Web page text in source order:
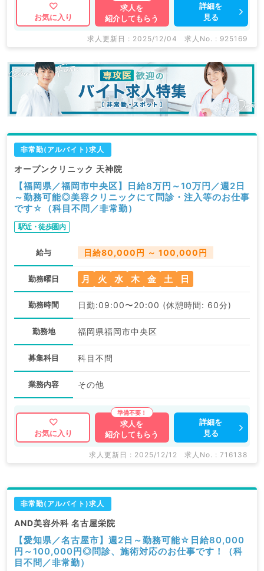
お気に入り
求人を
紹介してもらう
詳細を
見る
求人更新日 : 2025/12/04 求人No. : 925169
非常勤(アルバイト)求人
オープンクリニック 天神院
【福岡県／福岡市中央区】日給8万円～10万円／週2日
～勤務可能◎美容クリニックにて問診・注入等のお仕事
です☆（科目不問／非常勤）
駅近・徒歩圏内
給与 日給80,000円 ～ 100,000円
勤務曜日 月 火 水 木 金 土 日
勤務時間 日勤:09:00〜20:00 (休憩時間: 60分)
勤務地 福岡県福岡市中央区
募集科目 科目不問
業務内容 その他
お気に入り
求人を
紹介してもらう
詳細を
見る
求人更新日 : 2025/12/12 求人No. : 716138
非常勤(アルバイト)求人
AND美容外科 名古屋栄院
【愛知県／名古屋市】週2日～勤務可能☆日給80,000
円～100,000円◎問診、施術対応のお仕事です！（科
目不問／非常勤）